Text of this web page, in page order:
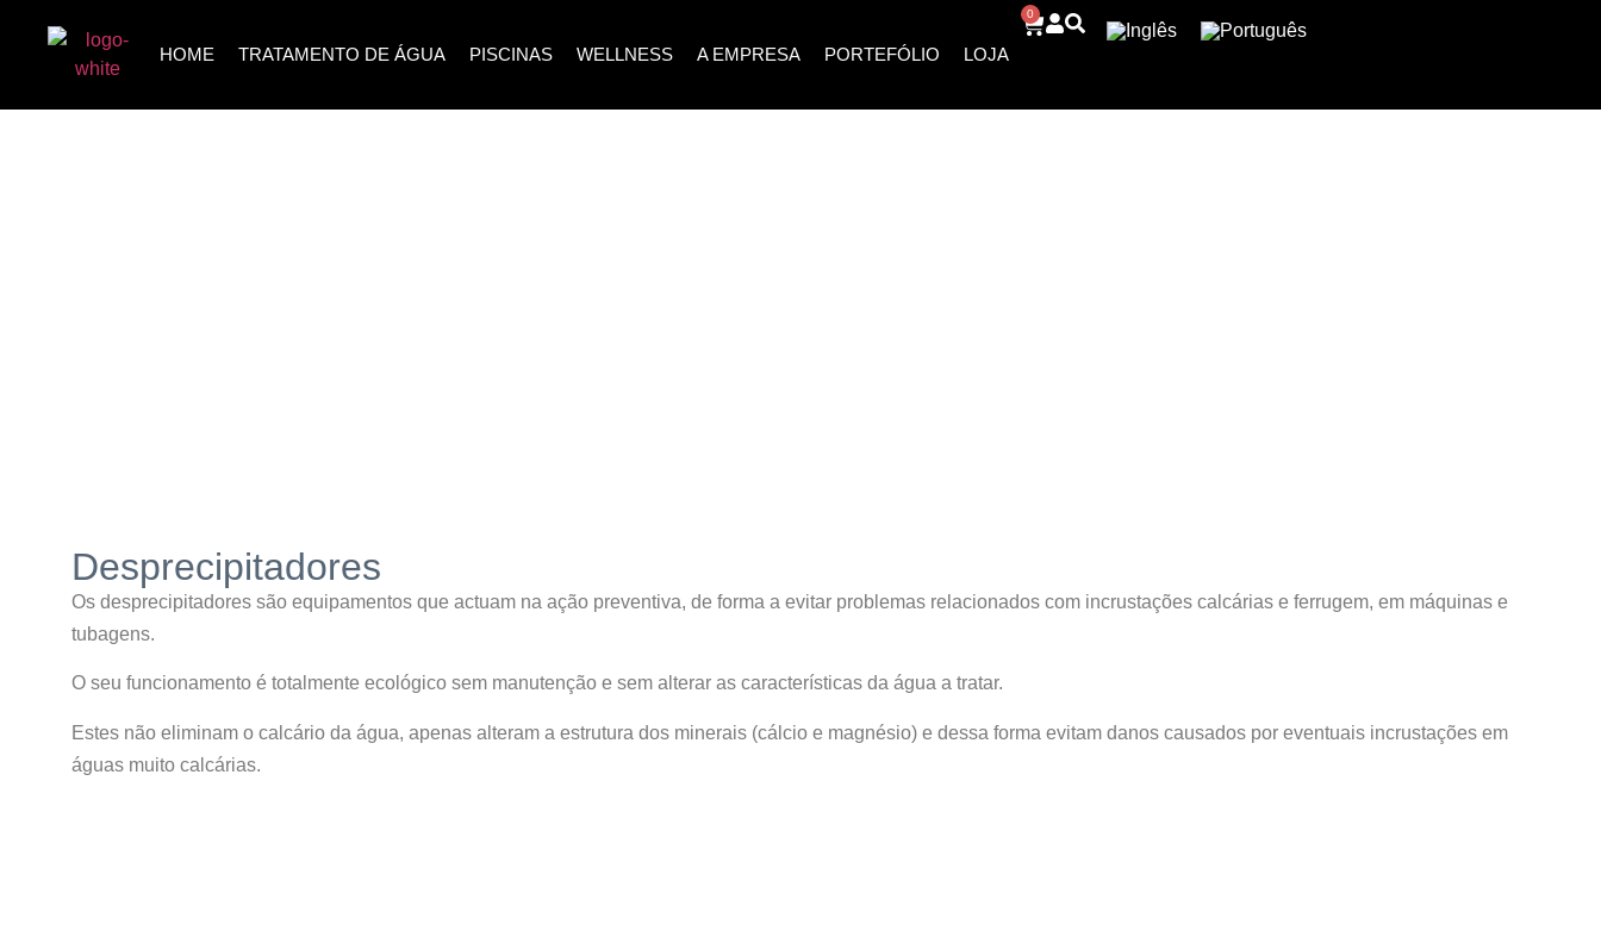
HOME TRATAMENTO DE ÁGUA PISCINAS WELLNESS A EMPRESA PORTEFÓLIO LOJA
0
Desprecipitadores
Os desprecipitadores são equipamentos que actuam na ação preventiva, de forma a evitar problemas relacionados com incrustações calcárias e ferrugem, em máquinas e
tubagens.
O seu funcionamento é totalmente ecológico sem manutenção e sem alterar as características da água a tratar.
Estes não eliminam o calcário da água, apenas alteram a estrutura dos minerais (cálcio e magnésio) e dessa forma evitam danos causados por eventuais incrustações em
águas muito calcárias.